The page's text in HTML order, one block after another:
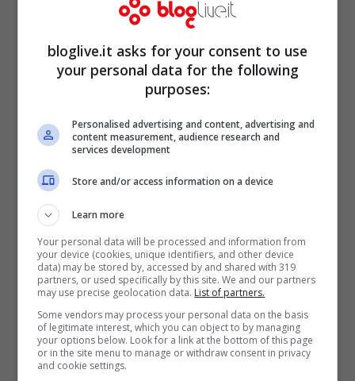
Nonché l’ennesimo regalo alle
banche.
— Luca(@Luca_O_o)
22, 2013
bloglive.it asks for your consent to use
your personal data for the following
purposes:
Personalised advertising and content, advertising and
content measurement, audience research and
services development
Store and/or access information on a device
Learn more
Your personal data will be processed and information from
your device (cookies, unique identifiers, and other device
data) may be stored by, accessed by and shared with 319
partners, or used specifically by this site. We and our partners
may use precise geolocation data. List of partners.
Some vendors may process your personal data on the basis
of legitimate interest, which you can object to by managing
your options below. Look for a link at the bottom of this page
or in the site menu to manage or withdraw consent in privacy
and cookie settings.